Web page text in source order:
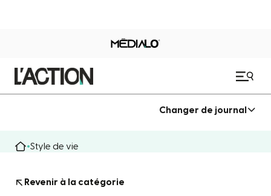
Changer de journal
Style de vie
Revenir à la catégorie